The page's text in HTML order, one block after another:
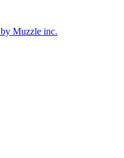
Muzzle inc.